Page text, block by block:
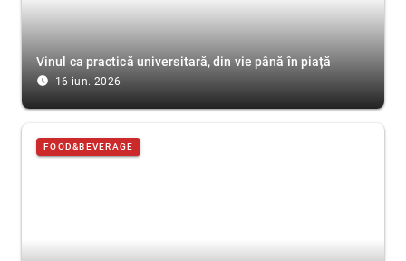
Vinul ca practică universitară, din vie până în piață
access_time_filled 16 iun. 2026
FOOD&BEVERAGE